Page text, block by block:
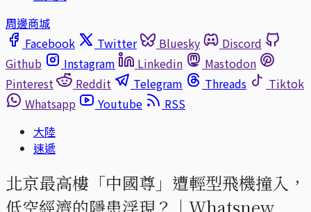
周邊商城
Facebook
Twitter Bluesky
Discord
Github
Instagram Linkedin
Mastodon
Pinterest
Reddit Telegram Threads
Tiktok
Whatsapp
Youtube
RSS
大陸
速遞
北京最高樓「中國尊」遭輕型飛機撞入，
低空經濟的隱患浮現？｜Whatsnew